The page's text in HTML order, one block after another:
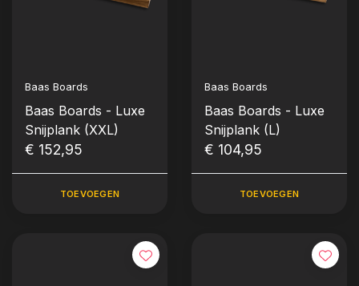
Baas Boards
Baas Boards - Luxe
Snijplank (XXL)
€ 152,95
TOEVOEGEN
Baas Boards
Baas Boards - Luxe
Snijplank (L)
€ 104,95
TOEVOEGEN